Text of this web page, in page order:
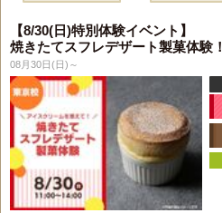
【8/30(日)特別体験イベント】
焼きたてスフレデザート製菓体験！
08月30日(日)～